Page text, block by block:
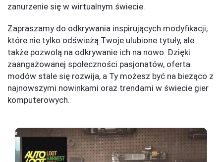
zanurzenie się w wirtualnym świecie.
Zapraszamy do odkrywania inspirujących modyfikacji,
które nie tylko odświeżą Twoje ulubione tytuły, ale
także pozwolą na odkrywanie ich na nowo. Dzięki
zaangażowanej społeczności pasjonatów, oferta
modów stale się rozwija, a Ty możesz być na bieżąco z
najnowszymi nowinkami oraz trendami w świecie gier
komputerowych.